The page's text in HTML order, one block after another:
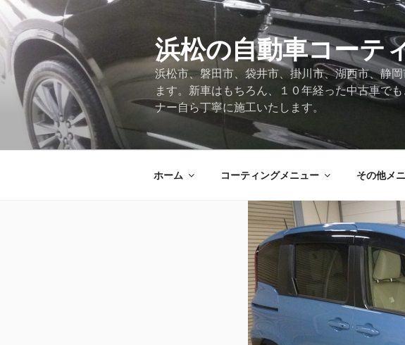
コ
ン
テ
ツ
浜松の自動車コーテ
浜松市、磐田市、袋井市、掛川市、湖西市、静
ます。新車はもちろん、１０年経った中古車で
ナー自ら丁寧に施工いたします。
ホーム コーティングメニュー その他メ